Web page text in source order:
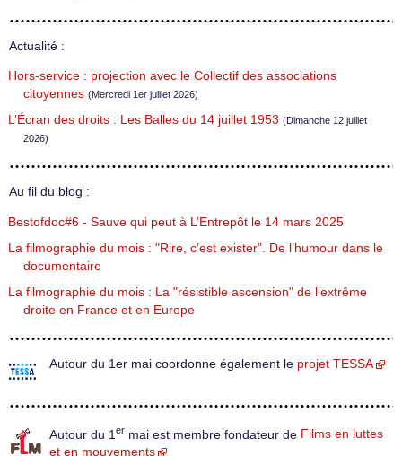
Actualité :
Hors-service : projection avec le Collectif des associations
citoyennes (Mercredi 1er juillet 2026)
L’Écran des droits : Les Balles du 14 juillet 1953 (Dimanche 12 juillet
2026)
Au fil du blog :
Bestofdoc#6 - Sauve qui peut à L’Entrepôt le 14 mars 2025
La filmographie du mois : "Rire, c’est exister". De l’humour dans le
documentaire
La filmographie du mois : La "résistible ascension" de l’extrême
droite en France et en Europe
Autour du 1er mai coordonne également le projet TESSA
Autour du 1 er mai est membre fondateur de Films en luttes
et en mouvements